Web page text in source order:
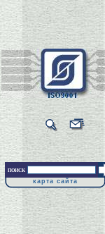
поиск
карта сайта